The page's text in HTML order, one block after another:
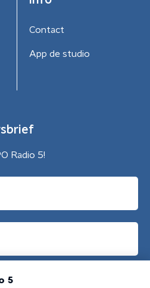
Contact
App de studio
Radio 5!